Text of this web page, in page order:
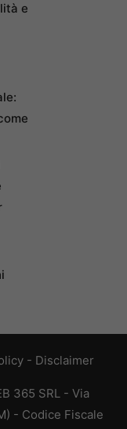
e
- Disclaimer
365 SRL - Via
- Codice Fiscale